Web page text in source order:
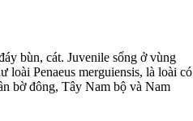
bùn, cát. Juvenile sống ở vùng
loài Penaeus merguiensis, là loài có
bờ đông, Tây Nam bộ và Nam